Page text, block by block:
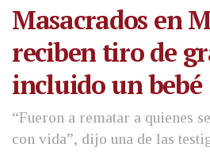
Masacrados en
reciben tiro de
incluido un bebé
“Fueron a rematar a quienes
con vida”, dijo una de las